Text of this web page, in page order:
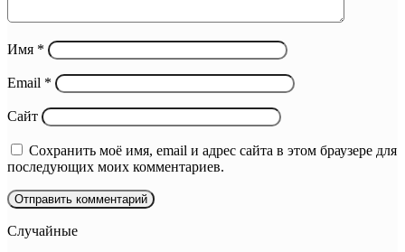
Имя *
Email *
Сайт
Сохранить моё имя, email и адрес сайта в этом браузере для
последующих моих комментариев.
Случайные